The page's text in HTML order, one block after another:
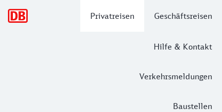
Privatreisen Geschäftsreisen
Hilfe & Kontakt
Verkehrsmeldungen
Baustellen